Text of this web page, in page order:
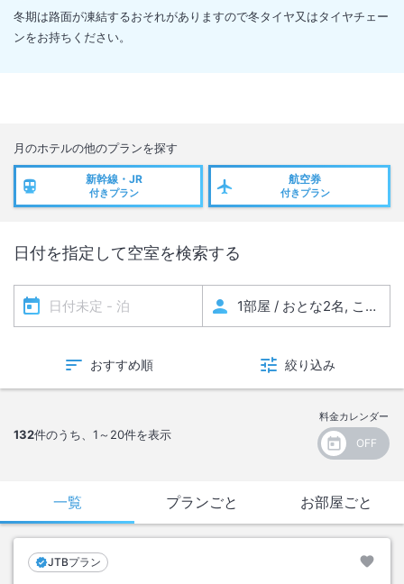
冬期は路面が凍結するおそれがありますので冬タイヤ又はタイヤチェー
ンをお持ちください。
月のホテルの他のプランを探す
新幹線・JR
付きプラン
航空券
付きプラン
日付を指定して空室を検索する
おすすめ順 絞り込み
132件のうち、 1～20件を表示
料金カレンダー
一覧 プランごと お部屋ごと
JTBプラン